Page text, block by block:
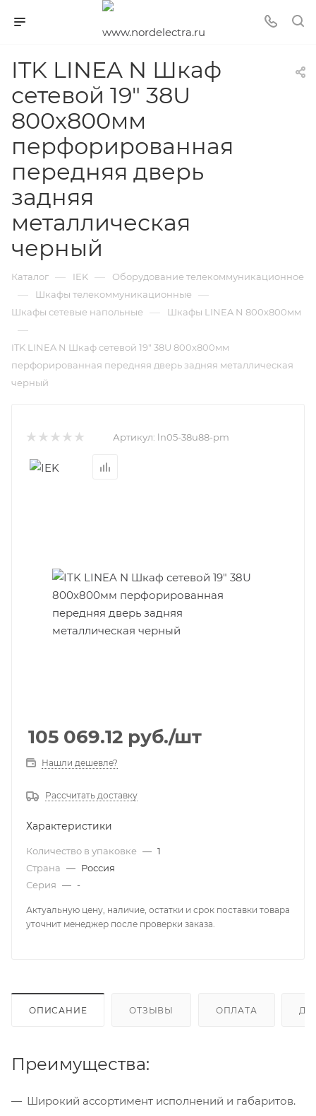
ITK LINEA N Шкаф
сетевой 19" 38U
800х800мм
перфорированная
передняя дверь
задняя
металлическая
черный
Каталог — IEK — Оборудование телекоммуникационное
— Шкафы телекоммуникационные —
Шкафы сетевые напольные — Шкафы LINEA N 800х800мм
—
ITK LINEA N Шкаф сетевой 19" 38U 800х800мм
перфорированная передняя дверь задняя металлическая
черный
Артикул: ln05-38u88-pm
105 069.12 руб./шт
Нашли дешевле?
Рассчитать доставку
Характеристики
Количество в упаковке — 1
Страна — Россия
Серия — -
Актуальную цену, наличие, остатки и срок поставки товара
уточнит менеджер после проверки заказа.
ОПИСАНИЕ ОТЗЫВЫ ОПЛАТА
Преимущества:
Широкий ассортимент исполнений и габаритов.